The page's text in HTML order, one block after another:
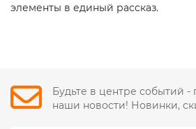
элементы в единый рассказ.
Будьте в центре событий -
наши новости! Новинки,